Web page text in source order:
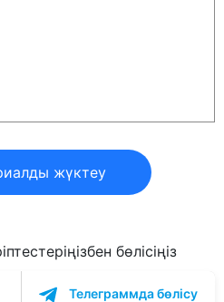
жүктеу
бөлісіңіз
Телеграммда бөлісу